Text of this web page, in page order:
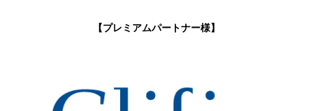
【プレミアムパートナー様】